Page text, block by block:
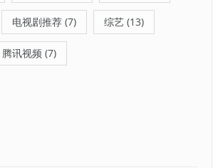
电视剧推荐 (7) 综艺 (13)
腾讯视频 (7)